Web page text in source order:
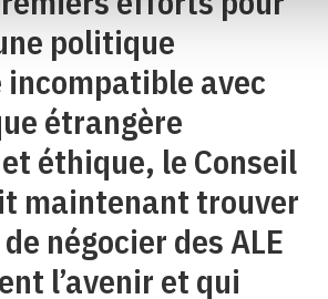
politique
avec
étrangère
éthique, le Conseil
maintenant trouver
négocier des ALE
l’avenir et qui